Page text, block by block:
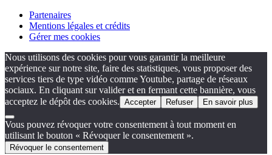
Partenaires
Mentions légales et crédits
Gérer mes cookies
Nous utilisons des cookies pour vous garantir la meilleure
expérience sur notre site, faire des statistiques, vous proposer des
services tiers de type vidéo comme Youtube, partage de réseaux
sociaux. En cliquant sur valider et en fermant cette bannière, vous
acceptez le dépôt des cookies. Accepter Refuser En savoir plus
Vous pouvez révoquer votre consentement à tout moment en
utilisant le bouton « Révoquer le consentement ».
Révoquer le consentement